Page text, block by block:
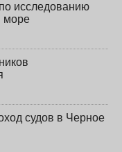
исследованию
море
судов в Черное